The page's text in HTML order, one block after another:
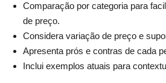
Comparação por categoria para
de preço.
Considera variação de preço e
Apresenta prós e contras de cada
Inclui exemplos atuais para